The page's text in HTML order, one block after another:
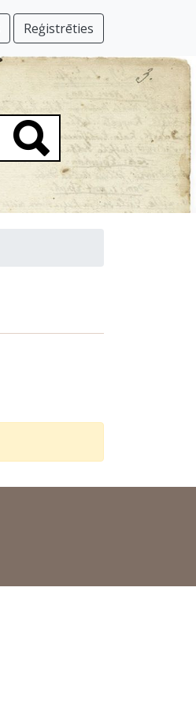
Reģistrēties